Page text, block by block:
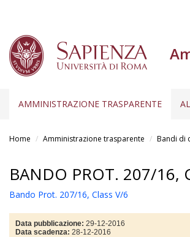
AMMINISTRAZIONE TRASPARENTE
Home Amministrazione trasparente Bandi di
BANDO PROT. 207/16,
Bando Prot. 207/16, Class V/6
Data pubblicazione: 29-12-2016
Data scadenza: 28-12-2016